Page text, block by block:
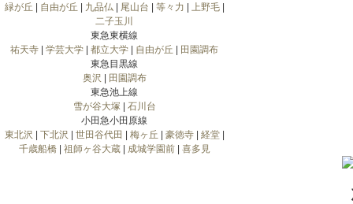
緑が丘
自由が丘 九品仏| 尾山台 等々力 上野毛|
二子玉川
東急東横線
祐天寺
学芸大学 都立大学 自由が丘
田園調布
東急目黒線
奥沢
田園調布
東急池上線
雪が谷大塚| 石川台
小田急小田原線
東北沢
下北沢 世田谷代田 梅ヶ丘 豪徳寺| 経堂|
千歳船橋| 祖師ヶ谷大蔵| 成城学園前| 喜多見